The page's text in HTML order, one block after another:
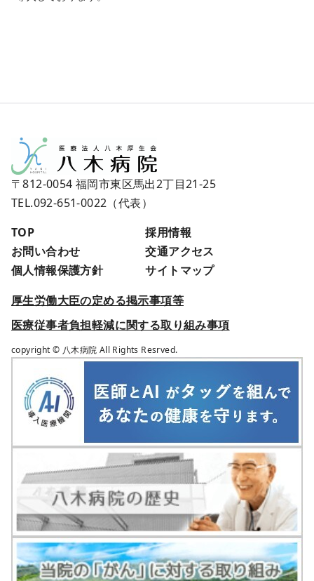
〒812-0054 福岡市東区馬出2丁目21-25
TEL.092-651-0022 （代表）
TOP
採用情報
お問い合わせ
交通アクセス
個人情報保護方針
サイトマップ
厚生労働大臣の定める掲示事項等
医療従事者負担軽減に関する取り組み事項
copyright © 八木病院 All Rights Resrved.